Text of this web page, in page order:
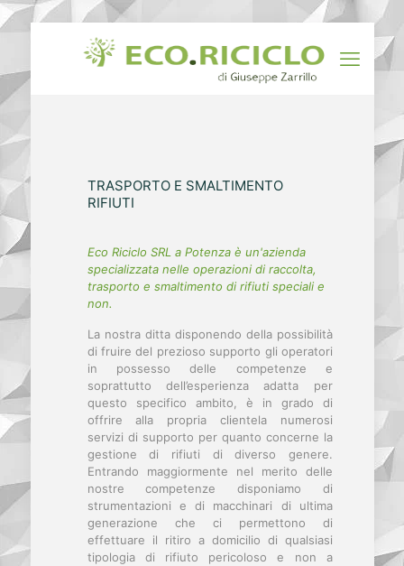
TRASPORTO E SMALTIMENTO
RIFIUTI
Eco Riciclo SRL a Potenza è un'azienda
specializzata nelle operazioni di raccolta,
trasporto e smaltimento di rifiuti speciali e
non.
La nostra ditta disponendo della possibilità
di fruire del prezioso supporto gli operatori
in possesso delle competenze e
soprattutto dell’esperienza adatta per
questo specifico ambito, è in grado di
offrire alla propria clientela numerosi
servizi di supporto per quanto concerne la
gestione di rifiuti di diverso genere.
Entrando maggiormente nel merito delle
nostre competenze disponiamo di
strumentazioni e di macchinari di ultima
generazione che ci permettono di
effettuare il ritiro a domicilio di qualsiasi
tipologia di rifiuto pericoloso e non a